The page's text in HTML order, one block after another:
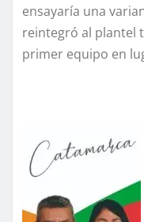
ensayaría una
reintegró al plantel
primer equipo en